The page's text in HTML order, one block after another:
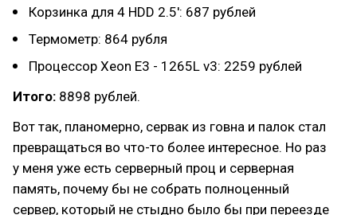
Корзинка для 4 HDD 2.5': 687 рублей
Термометр: 864 рубля
Процессор Xeon E3 - 1265L v3: 2259 рублей
Итого: 8898 рублей.
Вот так, планомерно, сервак из говна и палок стал
превращаться во что-то более интересное. Но раз
у меня уже есть серверный проц и серверная
память, почему бы не собрать полноценный
сервер, который не стыдно было бы при переезде